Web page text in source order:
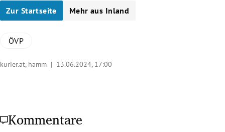
Zur Startseite Mehr aus Inland
ÖVP
kurier.at, hamm | 13.06.2024, 17:00
Kommentare